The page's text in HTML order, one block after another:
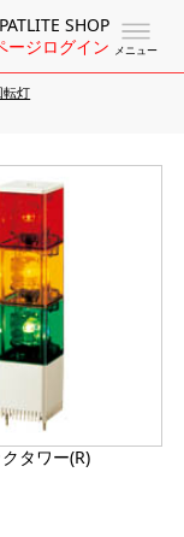
メニュー
SHOP
ージログイン
転灯
タワー(R)